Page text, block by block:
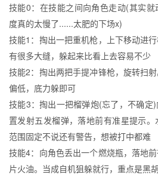
技能0：在技能之间向角色走动(其实
度真的太慢了......太肥的下场x)
技能1：掏出一把重机枪，上下移动进
有很多大缝，躲起来比看上去容易不少
技能2：掏出两把手提冲锋枪，旋转扫
偏低，底力躲即可
技能3：掏出一把榴弹炮(忘了，不确定
置发射五发榴弹，落地前有准星提示
范围固定不说还有警告，想被打中都难
技能4：向角色丢出一个燃烧瓶，落地
片火油。当成自机狙躲就行，重点是黑